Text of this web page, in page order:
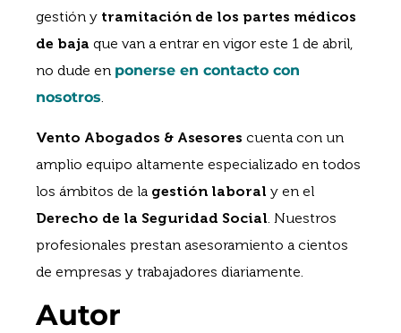
gestión y tramitación de los partes médicos
de baja que van a entrar en vigor este 1 de abril,
no dude en ponerse en contacto con
nosotros.
Vento Abogados & Asesores cuenta con un
amplio equipo altamente especializado en todos
los ámbitos de la gestión laboral y en el
Derecho de la Seguridad Social . Nuestros
profesionales prestan asesoramiento a cientos
de empresas y trabajadores diariamente.
Autor